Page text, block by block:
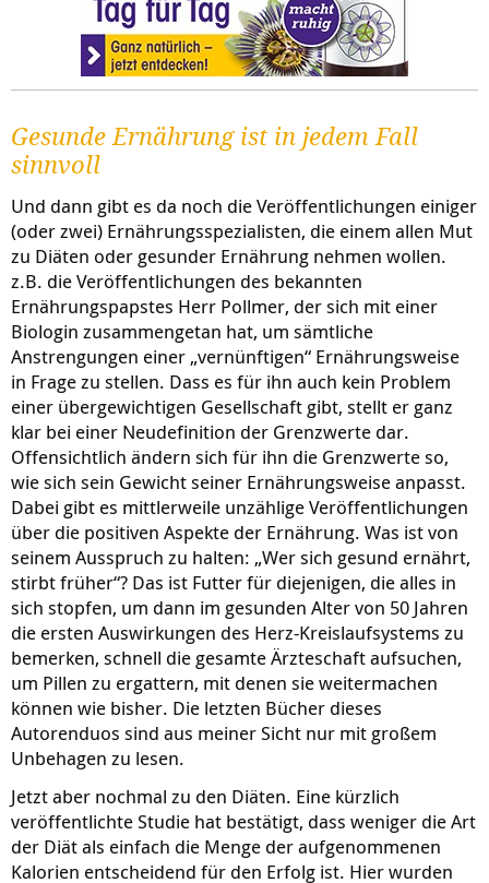
Gesunde Ernährung ist in jedem Fall
sinnvoll
Und dann gibt es da noch die Veröffentlichungen einiger
(oder zwei) Ernährungsspezialisten, die einem allen Mut
zu Diäten oder gesunder Ernährung nehmen wollen.
z.B. die Veröffentlichungen des bekannten
Ernährungspapstes Herr Pollmer, der sich mit einer
Biologin zusammengetan hat, um sämtliche
Anstrengungen einer „vernünftigen“ Ernährungsweise
in Frage zu stellen. Dass es für ihn auch kein Problem
einer übergewichtigen Gesellschaft gibt, stellt er ganz
klar bei einer Neudefinition der Grenzwerte dar.
Offensichtlich ändern sich für ihn die Grenzwerte so,
wie sich sein Gewicht seiner Ernährungsweise anpasst.
Dabei gibt es mittlerweile unzählige Veröffentlichungen
über die positiven Aspekte der Ernährung. Was ist von
seinem Ausspruch zu halten: „Wer sich gesund ernährt,
stirbt früher“? Das ist Futter für diejenigen, die alles in
sich stopfen, um dann im gesunden Alter von 50 Jahren
die ersten Auswirkungen des Herz-Kreislaufsystems zu
bemerken, schnell die gesamte Ärzteschaft aufsuchen,
um Pillen zu ergattern, mit denen sie weitermachen
können wie bisher. Die letzten Bücher dieses
Autorenduos sind aus meiner Sicht nur mit großem
Unbehagen zu lesen.
Jetzt aber nochmal zu den Diäten. Eine kürzlich
veröffentlichte Studie hat bestätigt, dass weniger die Art
der Diät als einfach die Menge der aufgenommenen
Kalorien entscheidend für den Erfolg ist. Hier wurden